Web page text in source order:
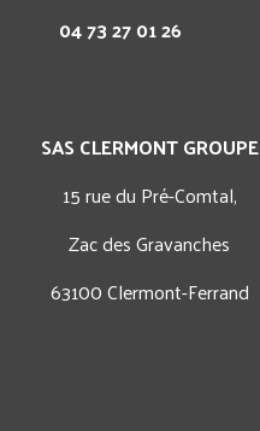
04 73 27 01 26
SAS CLERMONT GROUPE
15 rue du Pré-Comtal,
Zac des Gravanches
63100 Clermont-Ferrand